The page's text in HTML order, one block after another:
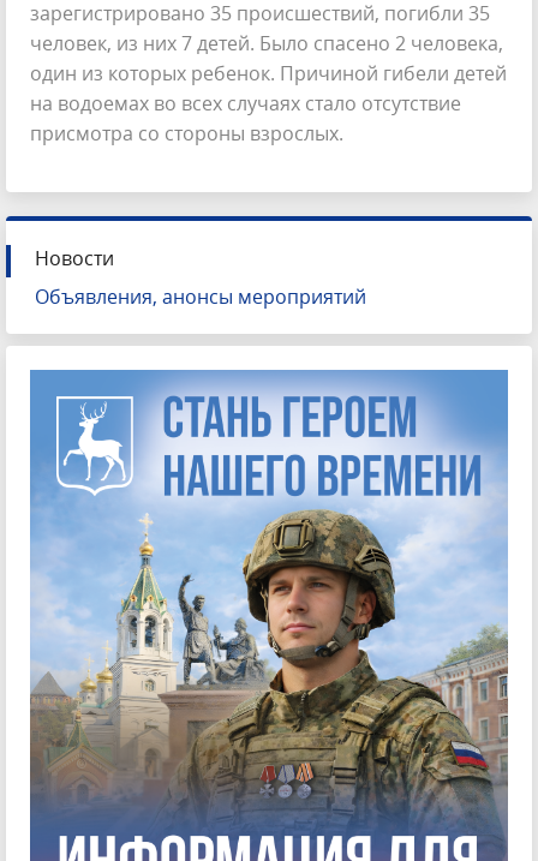
зарегистрировано 35 происшествий, погибли 35
человек, из них 7 детей. Было спасено 2 человека,
один из которых ребенок. Причиной гибели детей
на водоемах во всех случаях стало отсутствие
присмотра со стороны взрослых.
Новости
Объявления, анонсы мероприятий